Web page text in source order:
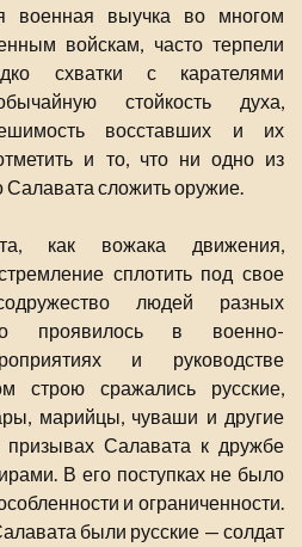
военная выучка во многом
войскам, часто терпели
схватки с карателями
стойкость духа,
восставших и их
и то, что ни одно из
Салавата сложить оружие.
как вожака движения,
сплотить под свое
людей разных
проявилось в военно-
и руководстве
строю сражались русские,
марийцы, чуваши и другие
Салавата к дружбе
В его поступках не было
и ограниченности.
были русские — солдат